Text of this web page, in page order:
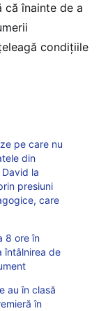
că înainte de a
condițiile
pe care nu
din
la
presiuni
care
8 ore în
întâlnirea de
au în clasă
în